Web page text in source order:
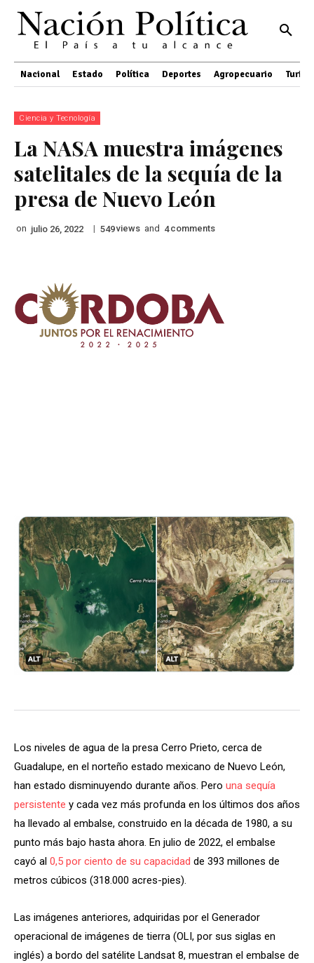
Nacional Estado Política Deportes Agropecuario
Ciencia y Tecnología
La NASA muestra imágenes
satelitales de la sequía de la
presa de Nuevo León
on julio 26, 2022 | 549views and 4 comments
Los niveles de agua de la presa Cerro Prieto, cerca de
Guadalupe, en el norteño estado mexicano de Nuevo León,
han estado disminuyendo durante años. Pero una sequía
persistente y cada vez más profunda en los últimos dos años
ha llevado al embalse, construido en la década de 1980, a su
punto más bajo hasta ahora. En julio de 2022, el embalse
cayó al 0,5 por ciento de su capacidad de 393 millones de
metros cúbicos (318.000 acres-pies).
Las imágenes anteriores, adquiridas por el Generador
operacional de imágenes de tierra (OLI, por sus siglas en
inglés) a bordo del satélite Landsat 8, muestran el embalse de